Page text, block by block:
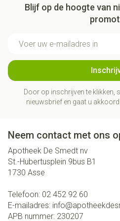
Blijf op de hoogte van
Door op inschrijven te klikken,
nieuwsbrief en gaat u
Neem contact met ons
Apotheek De Smedt nv
St.-Hubertusplein 9bus B1
1730 Asse
Telefoon: 02 452 92 60
E-mailadres: info@
APB nummer: 230207